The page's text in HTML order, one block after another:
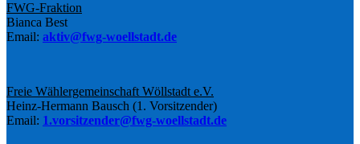
FWG-Fraktion
Bianca Best
Email: aktiv@fwg-woellstadt.de
Freie Wählergemeinschaft Wöllstadt e.V.
Heinz-Hermann Bausch (1. Vorsitzender)
Email: 1.vorsitzender@fwg-woellstadt.de